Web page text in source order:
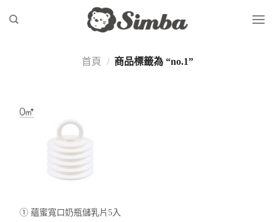
首頁 / 商品標籤為 “no.1”
① 蘊蜜寬口奶瓶儲乳片5入